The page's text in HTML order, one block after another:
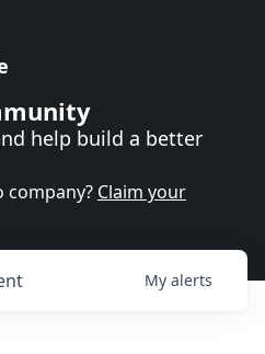
help build a better
company? Claim your
My alerts